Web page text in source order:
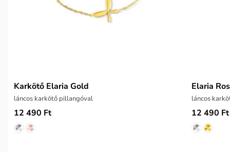
Karkötő Elaria Gold
láncos karkötő pillangóval
12 490 Ft
Elaria
láncos
12 490 Ft